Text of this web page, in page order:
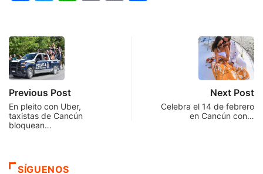
Previous Post
En pleito con Uber,
taxistas de Cancún
bloquean…
Next Post
Celebra el 14 de febrero
en Cancún con…
SÍGUENOS